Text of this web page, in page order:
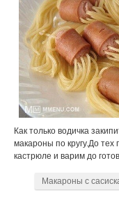
Как только водичка
макароны по кругу.До
кастрюле и варим до
Макароны с